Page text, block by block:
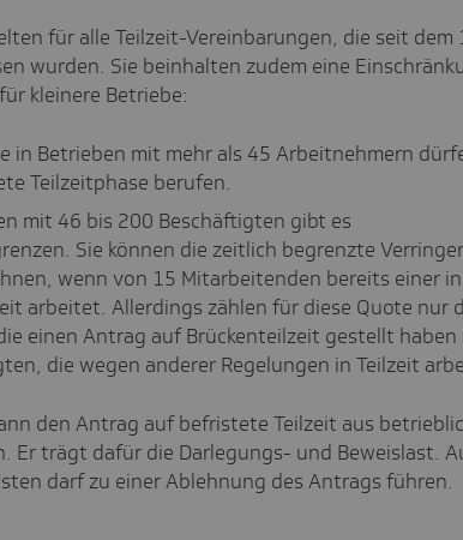
für alle Teilzeit-Vereinbarungen, die seit dem
wurden. Sie beinhalten zudem eine
kleinere Betriebe:
in Betrieben mit mehr als 45 Arbeitnehmern
Teilzeitphase berufen.
mit 46 bis 200 Beschäftigten gibt es
Sie können die zeitlich begrenzte
wenn von 15 Mitarbeitenden bereits einer in
arbeitet. Allerdings zählen für diese Quote nur
einen Antrag auf Brückenteilzeit gestellt haben
die wegen anderer Regelungen in Teilzeit
den Antrag auf befristete Teilzeit aus
Er trägt dafür die Darlegungs- und Beweislast.
darf zu einer Ablehnung des Antrags führen.